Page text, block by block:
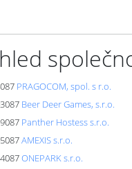
PRAGOCOM, spol. s r.o.
Beer Deer Games, s.r.o.
Panther Hostess s.r.o.
AMEXIS s.r.o.
ONEPARK s.r.o.